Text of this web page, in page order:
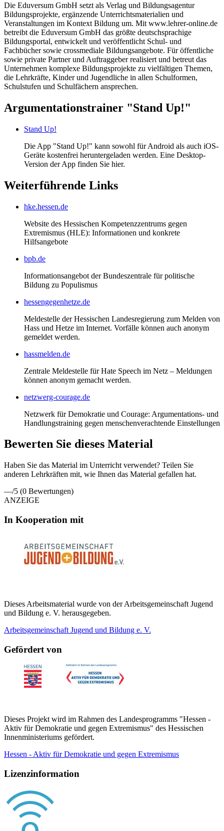
Die Eduversum GmbH setzt als Verlag und Bildungsagentur
Bildungsprojekte, ergänzende Unterrichtsmaterialien und
Veranstaltungen im Kontext Bildung um. Mit www.lehrer-online.de
betreibt die Eduversum GmbH das größte deutschsprachige
Bildungsportal, entwickelt und veröffentlicht Schul- und
Fachbücher sowie crossmediale Bildungsangebote. Für öffentliche
sowie private Partner und Auftraggeber realisiert und betreut das
Unternehmen komplexe Bildungsprojekte zu vielfältigen Themen,
die Lehrkräfte, Kinder und Jugendliche in allen Schulformen,
Schulstufen und Schulfächern ansprechen.
Argumentationstrainer "Stand Up!"
Stand Up!
Die App "Stand Up!" kann sowohl für Android als auch iOS-
Geräte kostenfrei heruntergeladen werden. Eine Desktop-
Version der App finden Sie hier.
Weiterführende Links
hke.hessen.de
Website des Hessischen Kompetenzzentrums gegen
Extremismus (HLE): Informationen und konkrete
Hilfsangebote
bpb.de
Informationsangebot der Bundeszentrale für politische
Bildung zu Populismus
hessengegenhetze.de
Meldestelle der Hessischen Landesregierung zum Melden von
Hass und Hetze im Internet. Vorfälle können auch anonym
gemeldet werden.
hassmelden.de
Zentrale Meldestelle für Hate Speech im Netz – Meldungen
können anonym gemacht werden.
netzwerg-courage.de
Netzwerk für Demokratie und Courage: Argumentations- und
Handlungstraining gegen menschenverachtende Einstellungen
Bewerten Sie dieses Material
Haben Sie das Material im Unterricht verwendet? Teilen Sie
anderen Lehrkräften mit, wie Ihnen das Material gefallen hat.
—/5 (0 Bewertungen)
ANZEIGE
In Kooperation mit
Dieses Arbeitsmaterial wurde von der Arbeitsgemeinschaft Jugend
und Bildung e. V. herausgegeben.
Arbeitsgemeinschaft Jugend und Bildung e. V.
Gefördert von
Dieses Projekt wird im Rahmen des Landesprogramms "Hessen -
Aktiv für Demokratie und gegen Extremismus" des Hessischen
Innenministeriums gefördert.
Hessen - Aktiv für Demokratie und gegen Extremismus
Lizenzinformation